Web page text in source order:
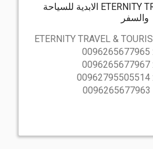
ETERNITY TRAVEL & TOURISM الابدية للسياحة
والسفر
ETERNITY TRAVEL &
0096265677965
0096265677967
00962795505514
0096265677963